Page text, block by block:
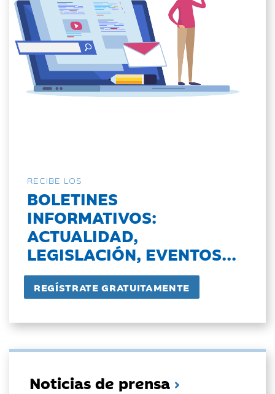
RECIBE LOS
BOLETINES
INFORMATIVOS:
ACTUALIDAD,
LEGISLACIÓN, EVENTOS...
Noticias de prensa